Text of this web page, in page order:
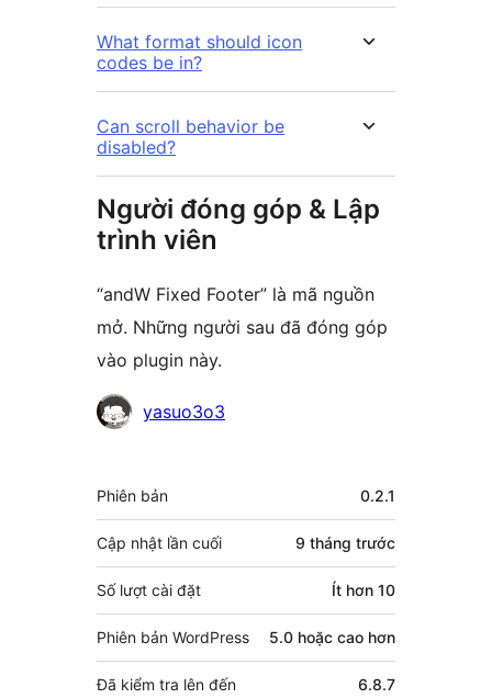
What format should icon
codes be in?
Can scroll behavior be
disabled?
Người đóng góp & Lập
trình viên
“andW Fixed Footer” là mã nguồn
mở. Những người sau đã đóng góp
vào plugin này.
Những
góp
yasuo3o3
Meta
Phiên bản 0.2.1
Cập nhật lần cuối 9 tháng trước
Số lượt cài đặt Ít hơn 10
Phiên bản WordPress 5.0 hoặc cao hơn
Đã kiểm tra lên đến 6.8.7